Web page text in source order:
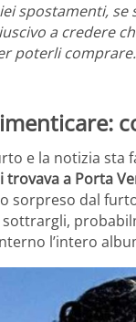
spostamenti,
a credere
poterli
e la notizia sta
trovava a Porta
sorpreso dal
l’intero